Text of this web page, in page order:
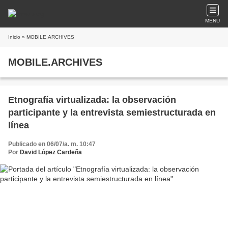
MENU
Inicio » MOBILE.ARCHIVES
MOBILE.ARCHIVES
Etnografía virtualizada: la observación
participante y la entrevista semiestructurada en
línea
Publicado en 06/07/a. m. 10:47
Por David López Cardeña